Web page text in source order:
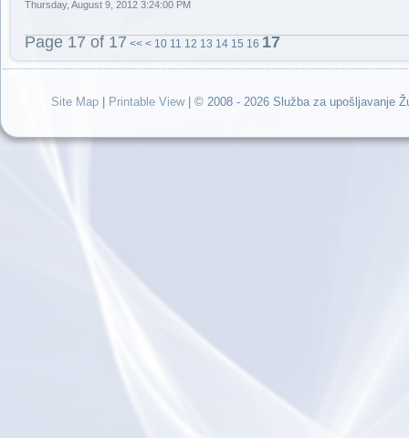
Thursday, August 9, 2012 3:24:00 PM
Page 17 of 17 << < 10 11 12 13 14 15 16 17
Site Map Printable View| © 2008 - 2026 Služba za upošljavanje